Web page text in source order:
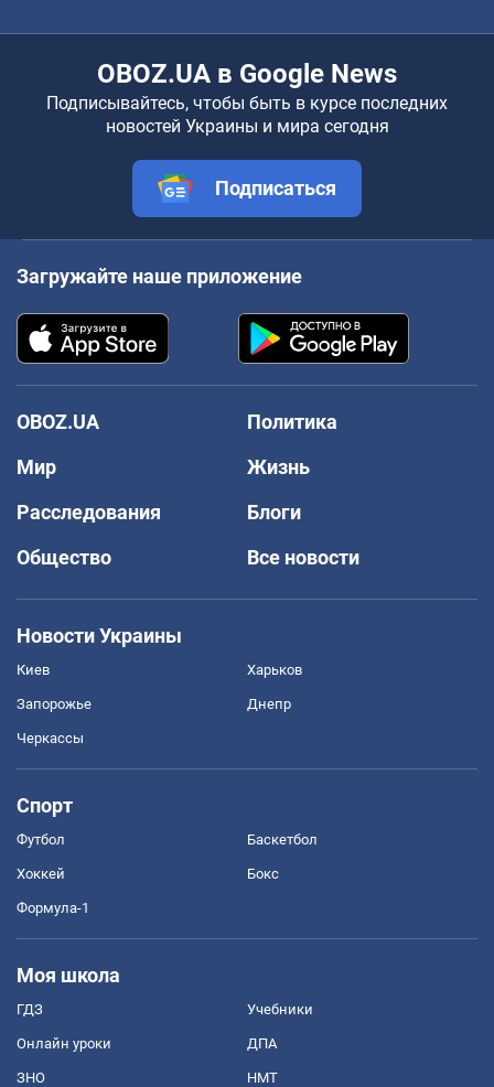
OBOZ.UA в Google News
Подписывайтесь, чтобы быть в курсе последних
новостей Украины и мира сегодня
Подписаться
Загружайте наше приложение
OBOZ.UA
Политика
Мир
Жизнь
Расследования
Блоги
Общество
Все новости
Новости Украины
Киев Харьков
Запорожье Днепр
Черкассы
Спорт
Футбол Баскетбол
Хоккей Бокс
Формула-1
Моя школа
ГДЗ Учебники
Онлайн уроки ДПА
ЗНО НМТ